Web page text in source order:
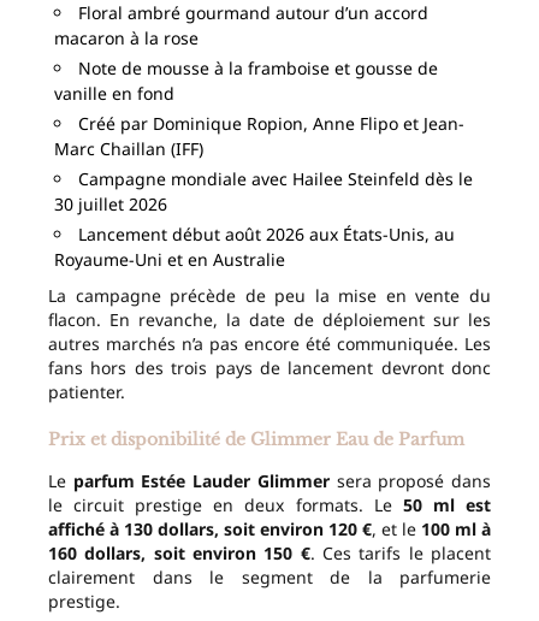
Floral ambré gourmand autour d’un accord
macaron à la rose
Note de mousse à la framboise et gousse de
vanille en fond
Créé par Dominique Ropion, Anne Flipo et Jean-
Marc Chaillan (IFF)
Campagne mondiale avec Hailee Steinfeld dès le
30 juillet 2026
Lancement début août 2026 aux États-Unis, au
Royaume-Uni et en Australie
La campagne précède de peu la mise en vente du
flacon. En revanche, la date de déploiement sur les
autres marchés n’a pas encore été communiquée. Les
fans hors des trois pays de lancement devront donc
patienter.
Prix et disponibilité de Glimmer Eau de Parfum
Le parfum Estée Lauder Glimmersera proposé dans
le circuit prestige en deux formats. Le 50 ml est
affiché à 130 dollars, soit environ 120 €, et le 100 ml à
160 dollars, soit environ 150 €. Ces tarifs le placent
clairement dans le segment de la parfumerie
prestige.